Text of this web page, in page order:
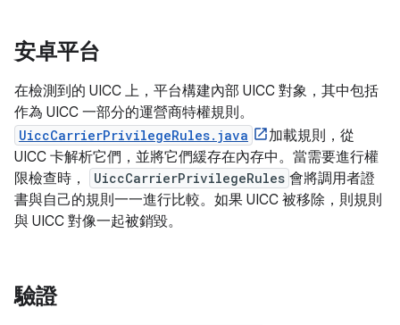
安卓平台
在檢測到的 UICC 上，平台構建內部 UICC 對象，其中包括
作為 UICC 一部分的運營商特權規則。
UiccCarrierPrivilegeRules.java
加載規則，從
UICC 卡解析它們，並將它們緩存在內存中。當需要進行權
限檢查時，
UiccCarrierPrivilegeRules 會將調用者證
書與自己的規則一一進行比較。如果 UICC 被移除，則規則
與 UICC 對像一起被銷毀。
驗證